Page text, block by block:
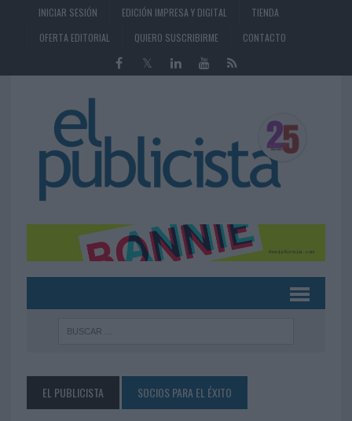
INICIAR SESIÓN EDICIÓN IMPRESA Y DIGITAL
TIENDA
OFERTA EDITORIAL
QUIERO SUSCRIBIRME CONTACTO
EL PUBLICISTA SOCIOS PARA EL ÉXITO